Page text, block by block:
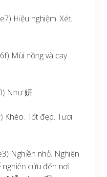
Hiệu nghiệm. Xét.
Mùi nồng và cay
Như 姸.
) Khéo. Tốt đẹp. Tươi
Nghiền nhỏ. Nghiên
cứu đến nơi